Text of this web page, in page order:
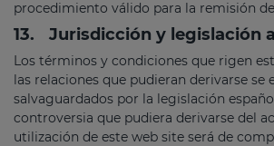
procedimiento válido para la remisión
13. Jurisdicción y legislación
Los términos y condiciones que rigen
las relaciones que pudieran derivarse se
salvaguardados por la legislación
controversia que pudiera derivarse del
utilización de este web site será de